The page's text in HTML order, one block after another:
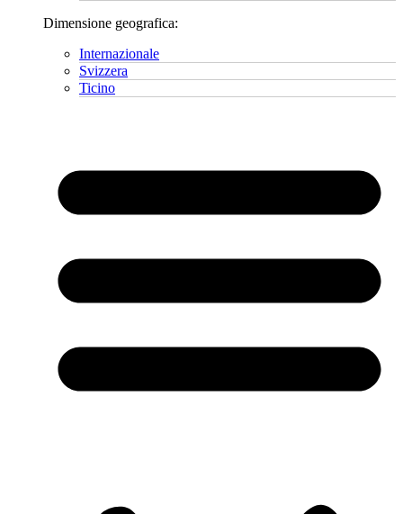
Dimensione geografica:
Internazionale
Svizzera
Ticino